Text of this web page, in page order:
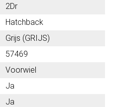
2Dr
Hatchback
Grijs (GRIJS)
57469
Voorwiel
Ja
Ja